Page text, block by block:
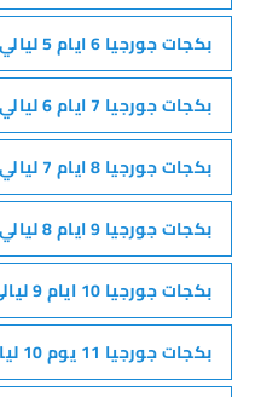
بكجات جورجيا 6 ايام 5 ليالي
بكجات جورجيا 7 ايام 6 ليالي
بكجات جورجيا 8 ايام 7 ليالي
بكجات جورجيا 9 ايام 8 ليالي
بكجات جورجيا 10 ايام 9 ليالي
بكجات جورجيا 11 يوم 10 ليالي